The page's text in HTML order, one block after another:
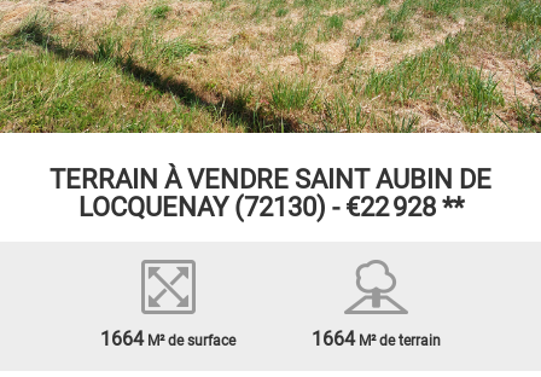
TERRAIN À VENDRE SAINT AUBIN DE
LOCQUENAY (72130) - €22 928**
1664M² de surface 1664M² de terrain